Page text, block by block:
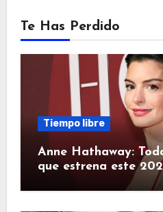
Te Has Perdido
Tiempo libre
Anne Hathaway:
que estrena este